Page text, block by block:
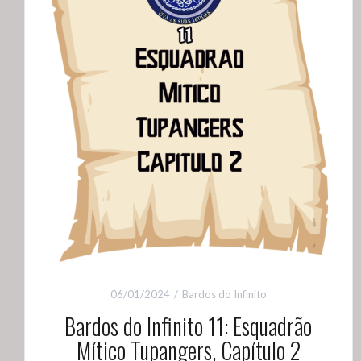
06/01/2024 Bardos do Infinito
Bardos do Infinito 11: Esquadrão
Mítico Tupangers, Capítulo 2